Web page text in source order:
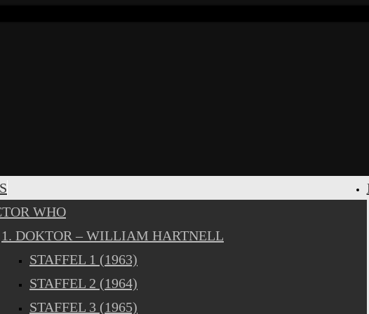
WHO
1. DOKTOR – WILLIAM HARTNELL
STAFFEL 1 (1963)
STAFFEL 2 (1964)
STAFFEL 3 (1965)